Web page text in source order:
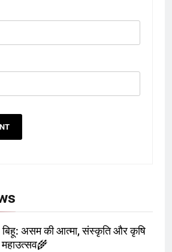
बिहू: असम की आत्मा, संस्कृति और कृषि